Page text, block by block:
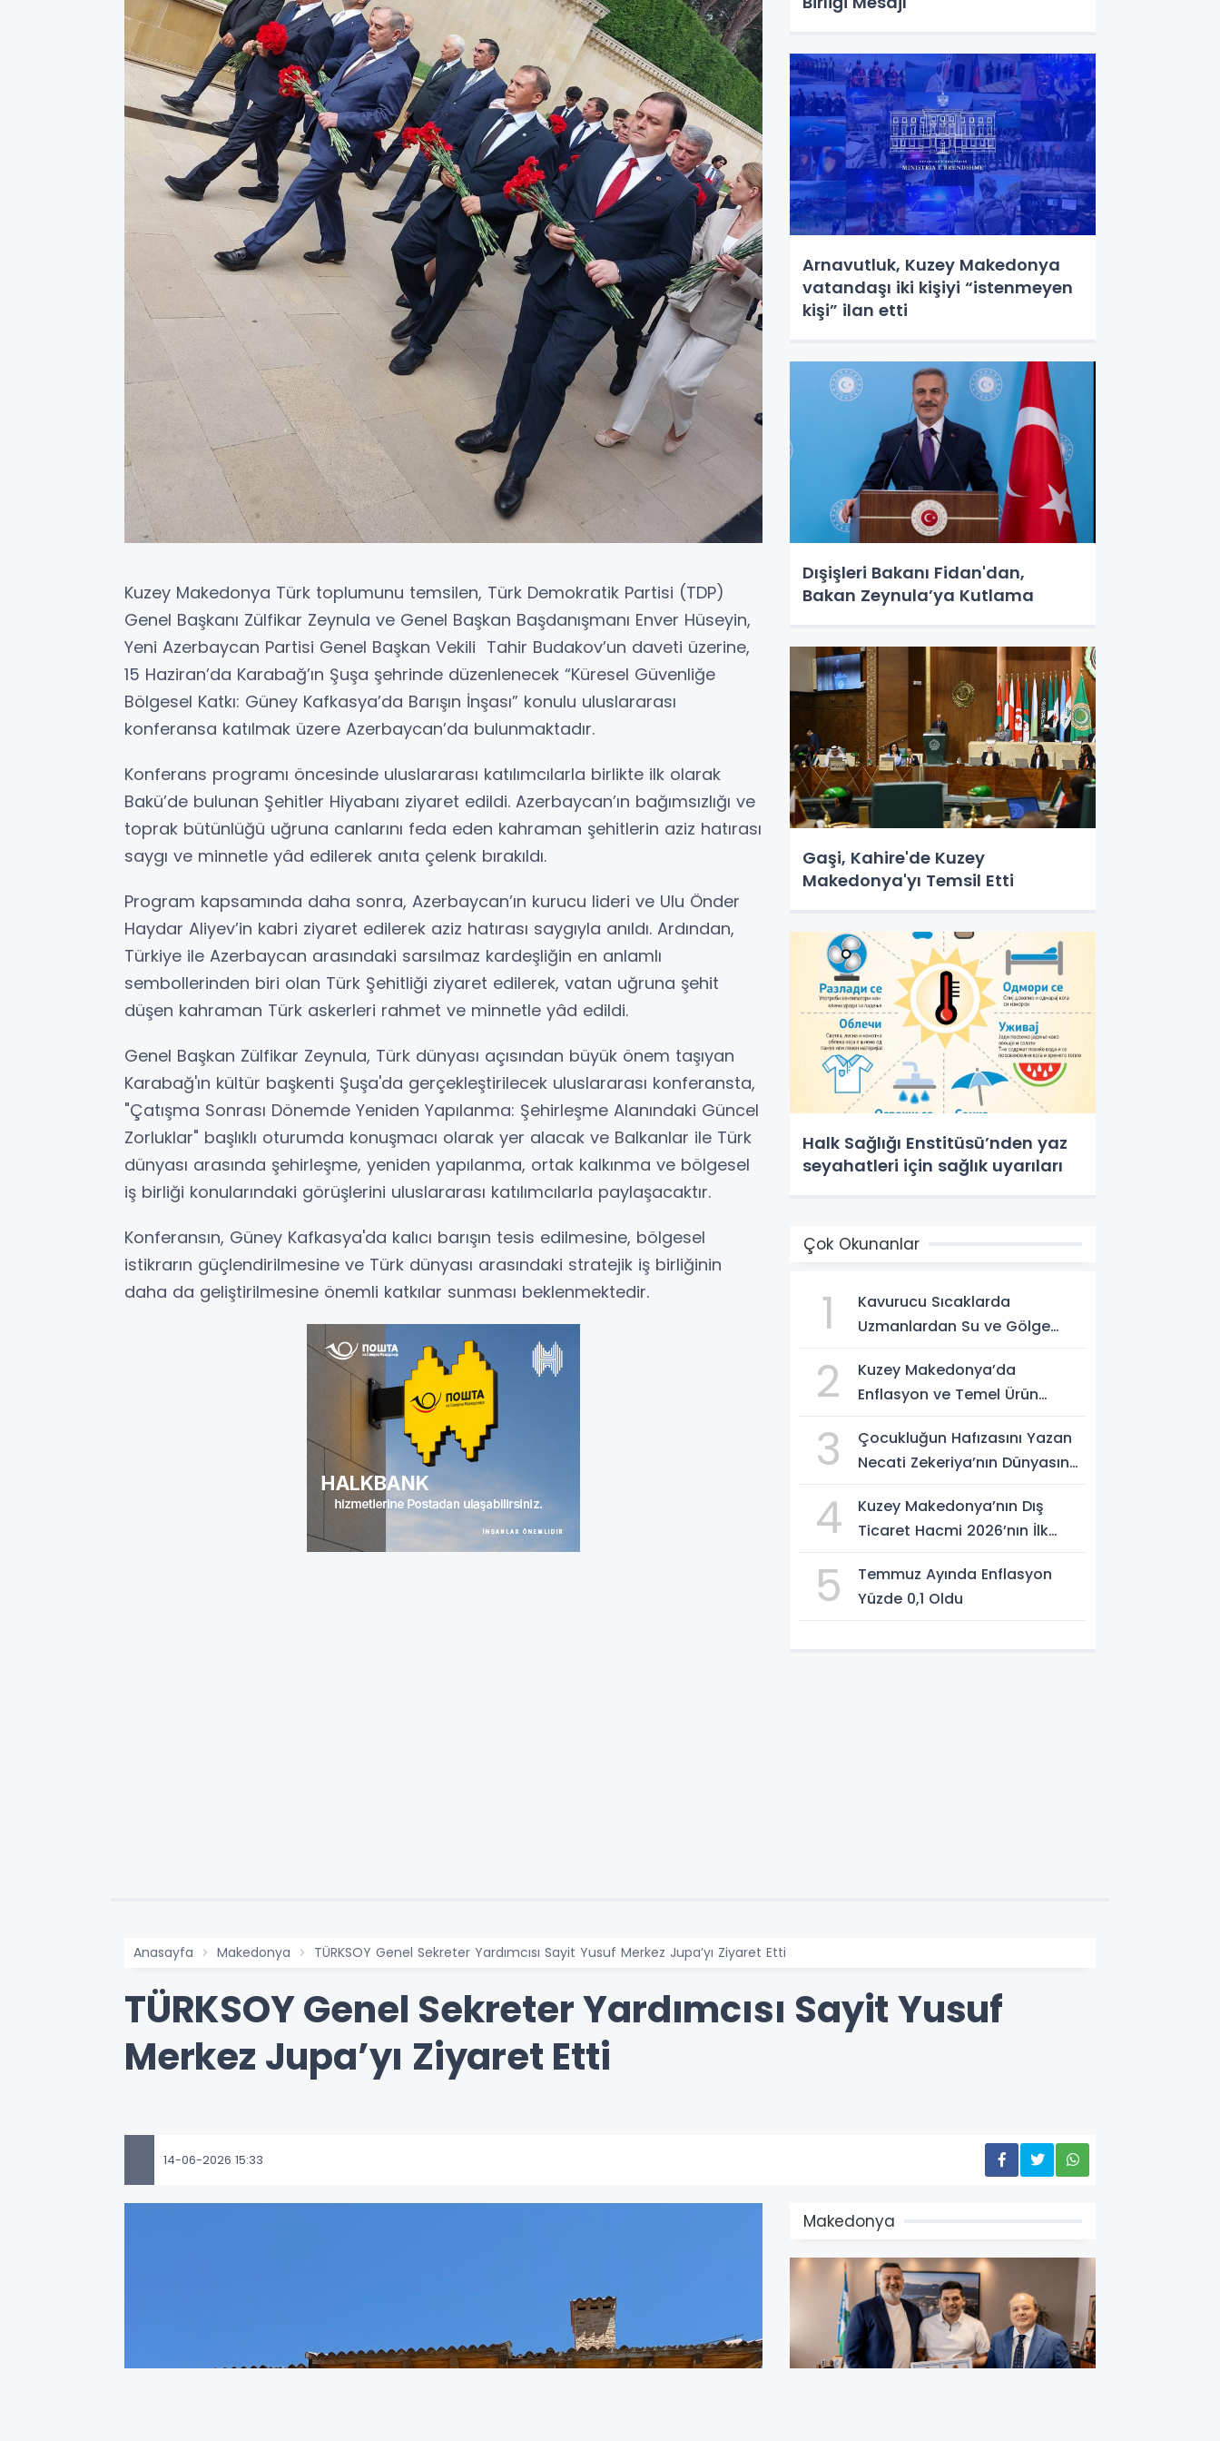
Kuzey Makedonya Türk toplumunu temsilen, Türk Demokratik Partisi (TDP)
Genel Başkanı Zülfikar Zeynula ve Genel Başkan Başdanışmanı Enver Hüseyin,
Yeni Azerbaycan Partisi Genel Başkan Vekili Tahir Budakov’un daveti üzerine,
15 Haziran’da Karabağ’ın Şuşa şehrinde düzenlenecek “Küresel Güvenliğe
Bölgesel Katkı: Güney Kafkasya’da Barışın İnşası” konulu uluslararası
konferansa katılmak üzere Azerbaycan’da bulunmaktadır.
Konferans programı öncesinde uluslararası katılımcılarla birlikte ilk olarak
Bakü’de bulunan Şehitler Hiyabanı ziyaret edildi. Azerbaycan’ın bağımsızlığı ve
toprak bütünlüğü uğruna canlarını feda eden kahraman şehitlerin aziz hatırası
saygı ve minnetle yâd edilerek anıta çelenk bırakıldı.
Program kapsamında daha sonra, Azerbaycan’ın kurucu lideri ve Ulu Önder
Haydar Aliyev’in kabri ziyaret edilerek aziz hatırası saygıyla anıldı. Ardından,
Türkiye ile Azerbaycan arasındaki sarsılmaz kardeşliğin en anlamlı
sembollerinden biri olan Türk Şehitliği ziyaret edilerek, vatan uğruna şehit
düşen kahraman Türk askerleri rahmet ve minnetle yâd edildi.
Genel Başkan Zülfikar Zeynula, Türk dünyası açısından büyük önem taşıyan
Karabağ'ın kültür başkenti Şuşa'da gerçekleştirilecek uluslararası konferansta,
"Çatışma Sonrası Dönemde Yeniden Yapılanma: Şehirleşme Alanındaki Güncel
Zorluklar" başlıklı oturumda konuşmacı olarak yer alacak ve Balkanlar ile Türk
dünyası arasında şehirleşme, yeniden yapılanma, ortak kalkınma ve bölgesel
iş birliği konularındaki görüşlerini uluslararası katılımcılarla paylaşacaktır.
Konferansın, Güney Kafkasya'da kalıcı barışın tesis edilmesine, bölgesel
istikrarın güçlendirilmesine ve Türk dünyası arasındaki stratejik iş birliğinin
daha da geliştirilmesine önemli katkılar sunması beklenmektedir.
Arnavutluk, Kuzey Makedonya
vatandaşı iki kişiyi “istenmeyen
kişi” ilan etti
Dışişleri Bakanı Fidan'dan,
Bakan Zeynula’ya Kutlama
Gaşi, Kahire'de Kuzey
Makedonya'yı Temsil Etti
Halk Sağlığı Enstitüsü’nden yaz
seyahatleri için sağlık uyarıları
Çok Okunanlar
1
Kavurucu Sıcaklarda
Uzmanlardan Su ve Gölge
2
Kuzey Makedonya’da
Enflasyon ve Temel Ürün
3
Çocukluğun Hafızasını Yazan
Necati Zekeriya’nın Dünyasına
4
Kuzey Makedonya’nın Dış
Ticaret Hacmi 2026’nın İlk
5
Temmuz Ayında Enflasyon
Yüzde 0,1 Oldu
Anasayfa Makedonya TÜRKSOY Genel Sekreter Yardımcısı Sayit Yusuf Merkez Jupa’yı Ziyaret Etti
TÜRKSOY Genel Sekreter Yardımcısı Sayit Yusuf
Merkez Jupa’yı Ziyaret Etti
14-06-2026 15:33
Makedonya